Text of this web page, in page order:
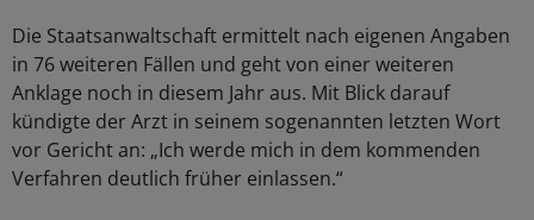
Die Staatsanwaltschaft ermittelt nach eigenen Angaben
in 76 weiteren Fällen und geht von einer weiteren
Anklage noch in diesem Jahr aus. Mit Blick darauf
kündigte der Arzt in seinem sogenannten letzten Wort
vor Gericht an: „Ich werde mich in dem kommenden
Verfahren deutlich früher einlassen.“